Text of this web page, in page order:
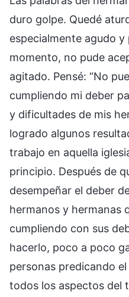
duro golpe. Quedé
especialmente agudo
momento, no pude
agitado. Pensé: “No
cumpliendo mi deber
y dificultades de mis
logrado algunos
trabajo en aquella
principio. Después de
desempeñar el deber
hermanos y hermanas
cumpliendo con sus
hacerlo, poco a poco
personas predicando
todos los aspectos del